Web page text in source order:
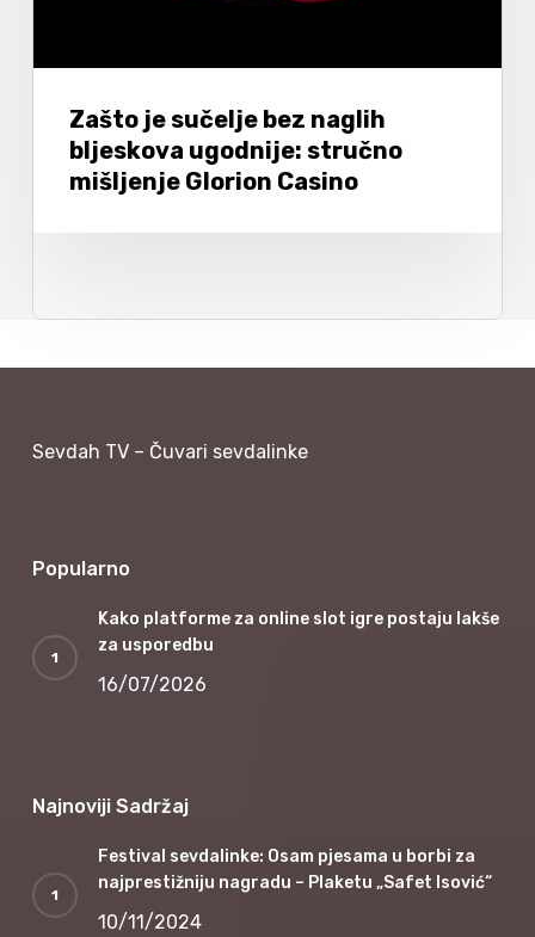
Zašto je sučelje bez naglih
bljeskova ugodnije: stručno
mišljenje Glorion Casino
Sevdah TV – Čuvari sevdalinke
Popularno
Kako platforme za online slot igre postaju lakše
za usporedbu
16/07/2026
Najnoviji Sadržaj
Festival sevdalinke: Osam pjesama u borbi za
najprestižniju nagradu – Plaketu „Safet Isović“
10/11/2024